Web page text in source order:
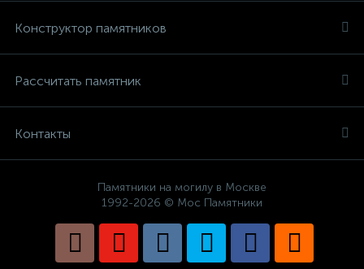
Конструктор памятников
Рассчитать памятник
Контакты
Памятники на могилу в Москве
1992-2026 © Мос Памятники